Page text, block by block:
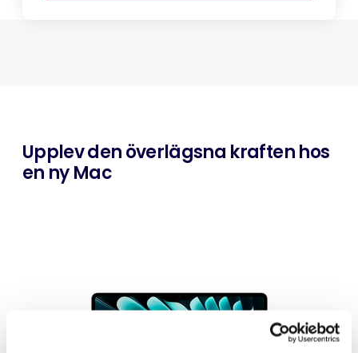
Upplev den överlägsna kraften hos
en ny Mac